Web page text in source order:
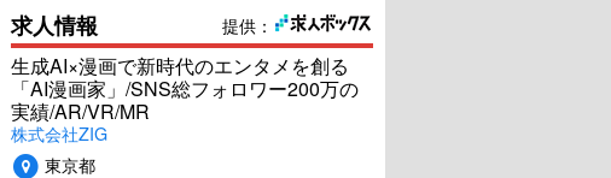
提供：
求人情報
生成AI×漫画で新時代のエンタメを創る
「AI漫画家」/SNS総フォロワー200万の
実績/AR/VR/MR
株式会社ZIG
東京都